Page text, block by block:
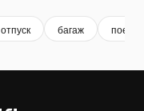
отпуск багаж